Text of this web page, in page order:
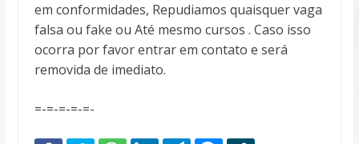
em conformidades, Repudiamos quaisquer vaga
falsa ou fake ou Até mesmo cursos . Caso isso
ocorra por favor entrar em contato e será
removida de imediato.
=-=-=-=-=-